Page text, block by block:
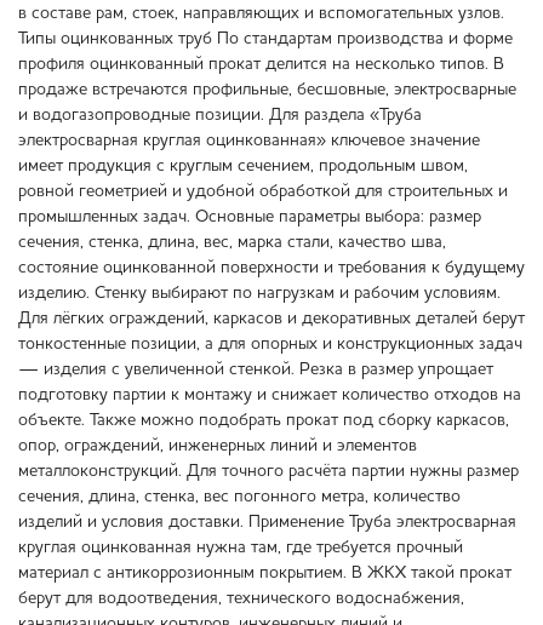
в составе рам, стоек, направляющих и вспомогательных узлов.
Типы оцинкованных труб По стандартам производства и форме
профиля оцинкованный прокат делится на несколько типов. В
продаже встречаются профильные, бесшовные, электросварные
и водогазопроводные позиции. Для раздела «Труба
электросварная круглая оцинкованная» ключевое значение
имеет продукция с круглым сечением, продольным швом,
ровной геометрией и удобной обработкой для строительных и
промышленных задач. Основные параметры выбора: размер
сечения, стенка, длина, вес, марка стали, качество шва,
состояние оцинкованной поверхности и требования к будущему
изделию. Стенку выбирают по нагрузкам и рабочим условиям.
Для лёгких ограждений, каркасов и декоративных деталей берут
тонкостенные позиции, а для опорных и конструкционных задач
— изделия с увеличенной стенкой. Резка в размер упрощает
подготовку партии к монтажу и снижает количество отходов на
объекте. Также можно подобрать прокат под сборку каркасов,
опор, ограждений, инженерных линий и элементов
металлоконструкций. Для точного расчёта партии нужны размер
сечения, длина, стенка, вес погонного метра, количество
изделий и условия доставки. Применение Труба электросварная
круглая оцинкованная нужна там, где требуется прочный
материал с антикоррозионным покрытием. В ЖКХ такой прокат
берут для водоотведения, технического водоснабжения,